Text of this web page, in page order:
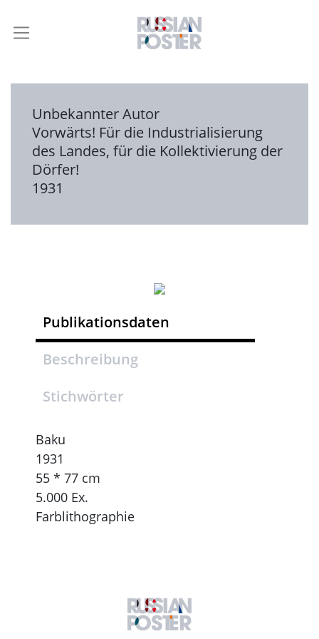
Unbekannter Autor
Vorwärts! Für die Industrialisierung
des Landes, für die Kollektivierung der
Dörfer!
1931
Publikationsdaten
Beschreibung
Stichwörter
Baku
1931
55 * 77 cm
5.000 Ex.
Farblithographie